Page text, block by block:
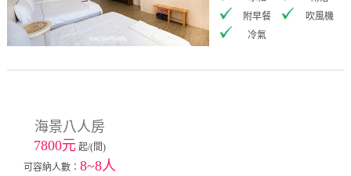
附早餐
吹風機
冷氣
海景八人房
7800元起/(間)
可容納人數： 8~8人